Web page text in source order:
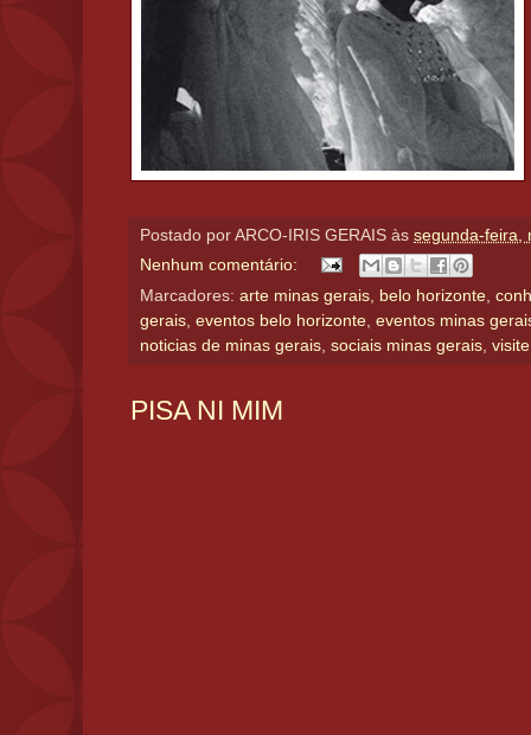
Postado por ARCO-IRIS GERAIS às segunda-feira,
Nenhum comentário:
Marcadores: arte minas gerais, belo horizonte,
gerais, eventos belo horizonte, eventos minas
noticias de minas gerais, sociais minas gerais,
PISA NI MIM